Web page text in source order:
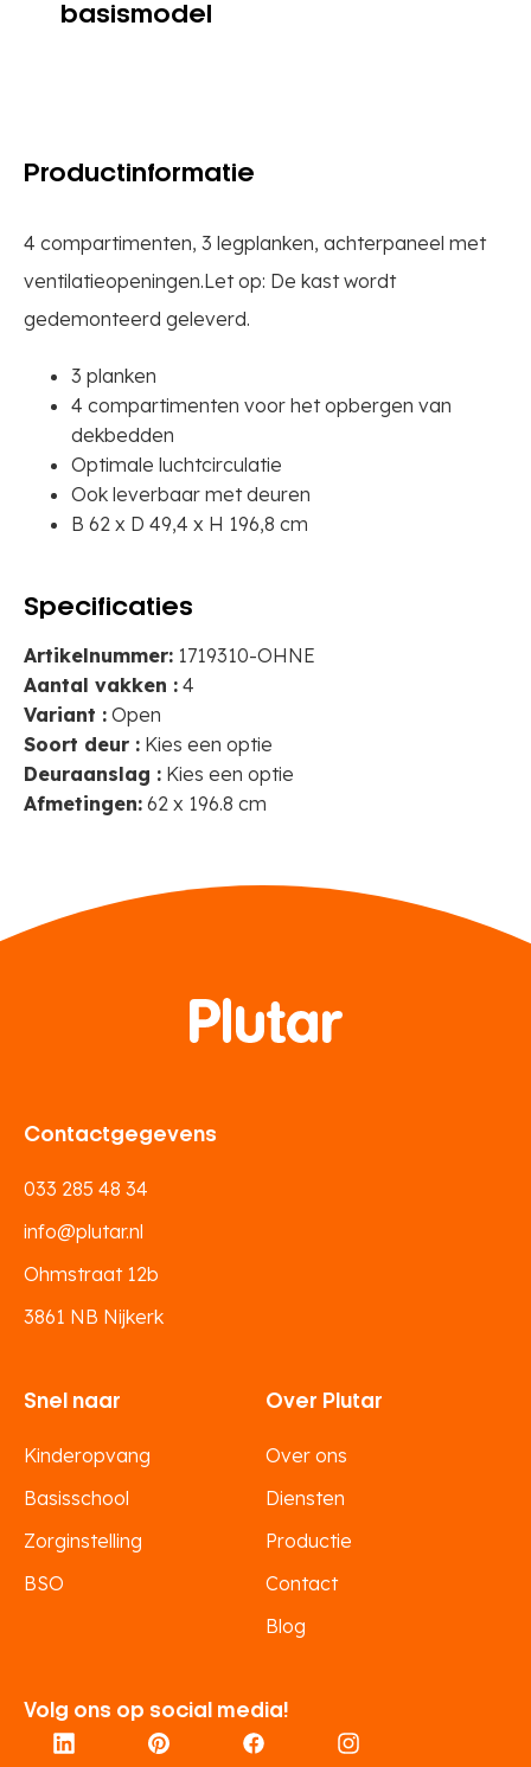
basismodel
Productinformatie
4 compartimenten, 3 legplanken, achterpaneel met
ventilatieopeningen.Let op: De kast wordt
gedemonteerd geleverd.
3 planken
4 compartimenten voor het opbergen van
dekbedden
Optimale luchtcirculatie
Ook leverbaar met deuren
B 62 x D 49,4 x H 196,8 cm
Specificaties
Artikelnummer: 1719310-OHNE
Aantal vakken : 4
Variant : Open
Soort deur : Kies een optie
Deuraanslag : Kies een optie
Afmetingen: 62 x 196.8 cm
Volg ons op social media!
Contactgegevens
033 285 48 34
info@plutar.nl
Ohmstraat 12b
3861 NB Nijkerk
Snel naar
Kinderopvang
Basisschool
Zorginstelling
BSO
Over Plutar
Over ons
Diensten
Productie
Contact
Blog